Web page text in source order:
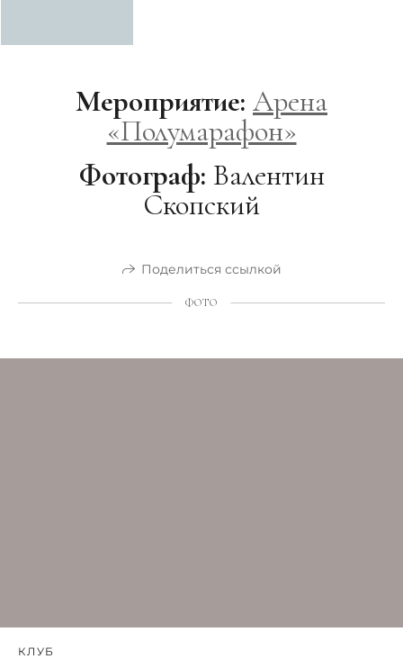
Мероприятие: Арена
«Полумарафон»
Фотограф: Валентин
Скопский
Поделиться ссылкой
ФОТО
КЛУБ